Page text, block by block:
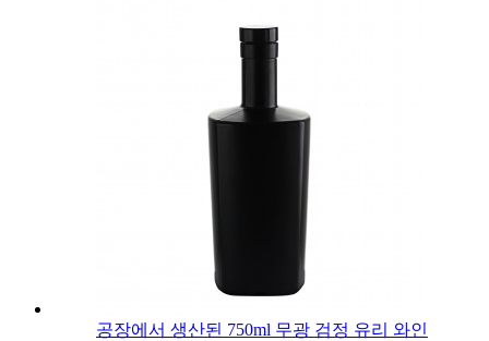
공장에서 생산된 750ml 무광 검정 유리 와인